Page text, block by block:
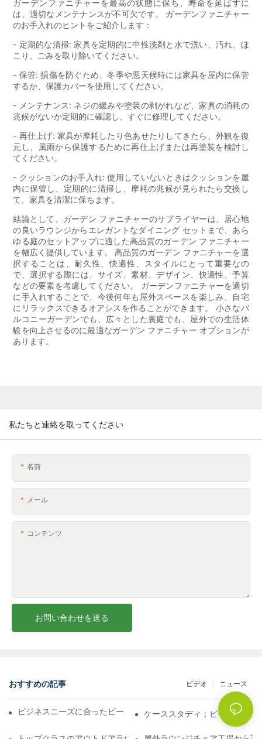
ガーデンファニチャーを最高の状態に保ち、寿命を延ばすに
は、適切なメンテナンスが不可欠です。 ガーデンファニチャー
のお手入れのヒントをご紹介します：
- 定期的な清掃: 家具を定期的に中性洗剤と水で洗い、汚れ、ほ
こり、ごみを取り除いてください。
- 保管: 損傷を防ぐため、冬季や悪天候時には家具を屋内に保管
するか、保護カバーを使用してください。
- メンテナンス: ネジの緩みや塗装の剥がれなど、家具の消耗の
兆候がないか定期的に確認し、すぐに修理してください。
- 再仕上げ: 家具が摩耗したり色あせたりしてきたら、外観を復
元し、風雨から保護するために再仕上げまたは再塗装を検討し
てください。
- クッションのお手入れ: 使用していないときはクッションを屋
内に保管し、定期的に清掃し、摩耗の兆候が見られたら交換し
て、家具を清潔に保ちます。
結論として、ガーデン ファニチャーのサプライヤーは、居心地
の良いラウンジからエレガントなダイニング セットまで、あら
ゆる庭のセットアップに適した高品質のガーデン ファニチャー
を幅広く提供しています。 高品質のガーデン ファニチャーを選
択することは、耐久性、快適性、スタイルにとって重要なの
で、選択する際には、サイズ、素材、デザイン、快適性、予算
などの要素を考慮してください。 ガーデンファニチャーを適切
に手入れすることで、今後何年も屋外スペースを楽しみ、自宅
にリラックスできるオアシスを作ることができます。 小さなバ
ルコニーガーデンでも、広々とした裏庭でも、屋外での生活体
験を向上させるのに最適なガーデン ファニチャー オプションが
あります。
私たちと連絡を取ってください
名前
メール
コンテンツ
お問い合わせを送る
おすすめの記事 ニュース
ビデオ
ビジネスニーズに合ったビーチパラソル販売業者を見つける
ケーススタディ：ビーチパラ